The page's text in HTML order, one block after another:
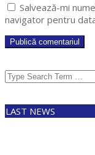
Salvează-mi
navigator pentru
Search
LAST NEWS